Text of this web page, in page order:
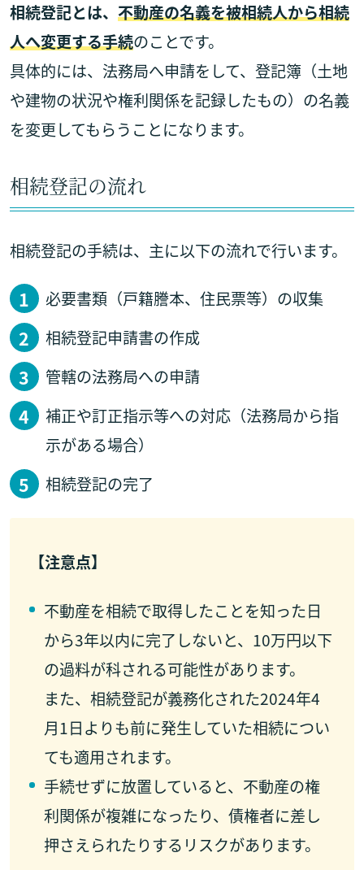
相続登記とは、 不動産の名義を被相続人から相続
人へ変更する手続のことです。
具体的には、法務局へ申請をして、登記簿（土地
や建物の状況や権利関係を記録したもの）の名義
を変更してもらうことになります。
相続登記の流れ
相続登記の手続は、主に以下の流れで行います。
必要書類（戸籍謄本、住民票等）の収集
相続登記申請書の作成
管轄の法務局への申請
補正や訂正指示等への対応（法務局から指
示がある場合）
相続登記の完了
【注意点】
不動産を相続で取得したことを知った日
から3年以内に完了しないと、10万円以下
の過料が科される可能性があります。
また、相続登記が義務化された2024年4
月1日よりも前に発生していた相続につい
ても適用されます。
手続せずに放置していると、不動産の権
利関係が複雑になったり、債権者に差し
押さえられたりするリスクがあります。